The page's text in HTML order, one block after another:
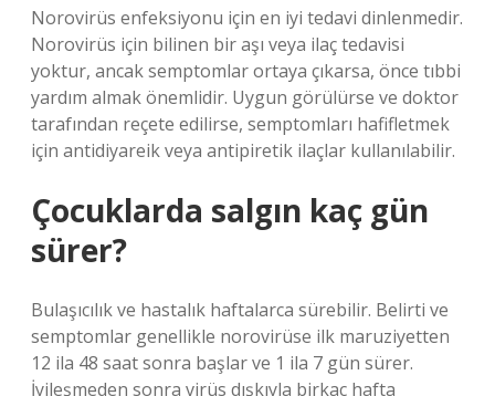
Norovirüs enfeksiyonu için en iyi tedavi dinlenmedir.
Norovirüs için bilinen bir aşı veya ilaç tedavisi
yoktur, ancak semptomlar ortaya çıkarsa, önce tıbbi
yardım almak önemlidir. Uygun görülürse ve doktor
tarafından reçete edilirse, semptomları hafifletmek
için antidiyareik veya antipiretik ilaçlar kullanılabilir.
Çocuklarda salgın kaç gün
sürer?
Bulaşıcılık ve hastalık haftalarca sürebilir. Belirti ve
semptomlar genellikle norovirüse ilk maruziyetten
12 ila 48 saat sonra başlar ve 1 ila 7 gün sürer.
İyileşmeden sonra virüs dışkıyla birkaç hafta